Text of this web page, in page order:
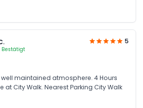
Bestätigt
5
maintained atmosphere. 4 Hours
at City Walk. Nearest Parking City Walk